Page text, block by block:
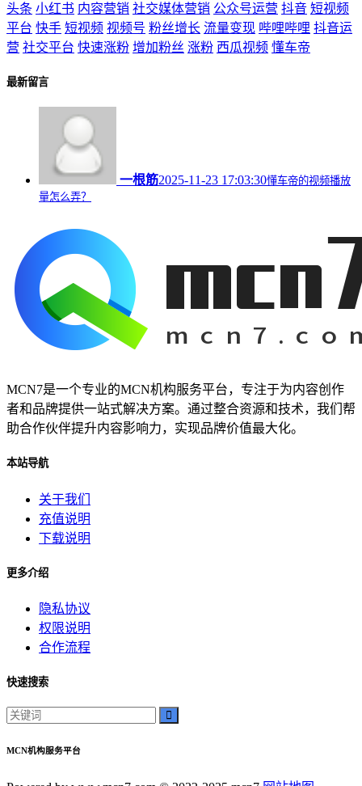
头条 小红书 内容营销 社交媒体营销 公众号运营 抖音 短视频
平台 快手 短视频 视频号 粉丝增长 流量变现 哔哩哔哩 抖音运
营 社交平台 快速涨粉 增加粉丝 涨粉 西瓜视频 懂车帝
最新留言
一根筋2025-11-23 17:03:30懂车帝的视频播放
量怎么弄？
MCN7是一个专业的MCN机构服务平台，专注于为内容创作
者和品牌提供一站式解决方案。通过整合资源和技术，我们帮
助合作伙伴提升内容影响力，实现品牌价值最大化。
本站导航
关于我们
充值说明
下载说明
更多介绍
隐私协议
权限说明
合作流程
快速搜索
MCN机构服务平台